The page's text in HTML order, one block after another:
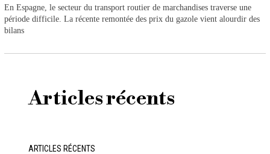
En Espagne, le secteur du transport routier de marchandises traverse une
période difficile. La récente remontée des prix du gazole vient alourdir des
bilans
Articles récents
ARTICLES RÉCENTS